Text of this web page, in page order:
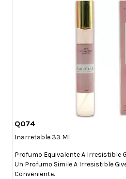
Q074
Inarretable 33 Ml
Profumo Equivalente A Irresistible
Un Profumo Simile A Irresistible
Conveniente.